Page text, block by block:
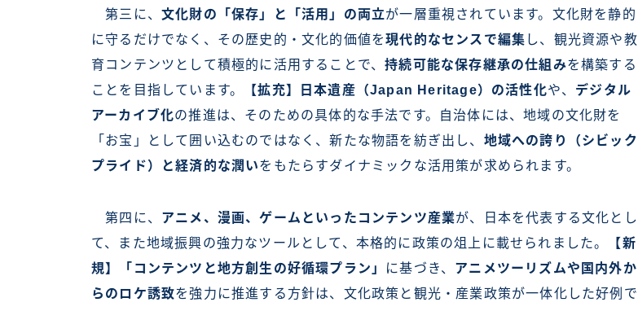
第三に、 文化財の「保存」と「活用」の両立が一層重視されています。文化財を静的
に守るだけでなく、その歴史的・文化的価値を現代的なセンスで編集 し、観光資源や教
育コンテンツとして積極的に活用することで、持続可能な保存継承の仕組みを構築する
ことを目指しています。
【拡充】日本遺産（Japan Heritage）の活性化や、 デジタル
アーカイブ化の推進は、そのための具体的な手法です。自治体には、地域の文化財を
「お宝」として囲い込むのではなく、新たな物語を紡ぎ出し、 地域への誇り（シビック
プライド）と経済的な潤いをもたらすダイナミックな活用策が求められます。
第四に、 アニメ、漫画、ゲームといったコンテンツ産業が、日本を代表する文化とし
て、また地域振興の強力なツールとして、本格的に政策の俎上に載せられました。
【新
規】「コンテンツと地方創生の好循環プラン」
に基づき、 アニメツーリズムや国内外か
らのロケ誘致を強力に推進する方針は、文化政策と観光・産業政策が一体化した好例で